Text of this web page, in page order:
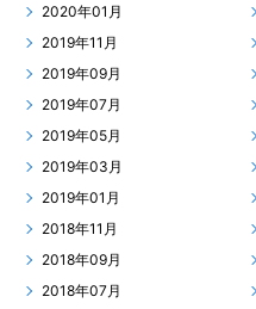
2020年01月
2019年11月
2019年09月
2019年07月
2019年05月
2019年03月
2019年01月
2018年11月
2018年09月
2018年07月